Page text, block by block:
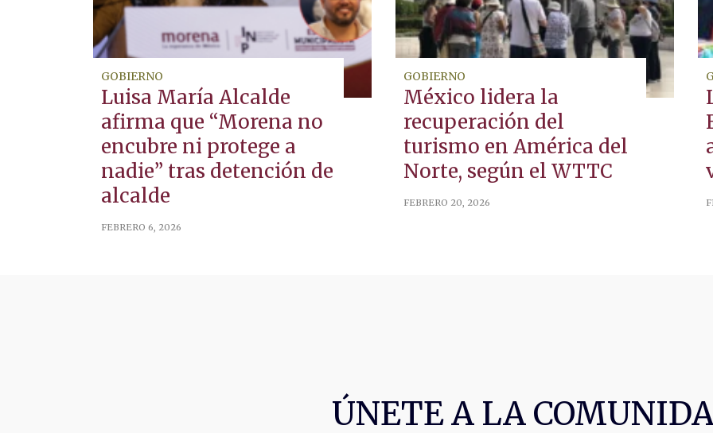
GOBIERNO
Luisa María Alcalde
afirma que “Morena no
encubre ni protege a
nadie” tras detención de
alcalde
FEBRERO 6, 2026
GOBIERNO
México lidera la
recuperación del
turismo en América del
Norte, según el WTTC
FEBRERO 20, 2026
ÚNETE A LA